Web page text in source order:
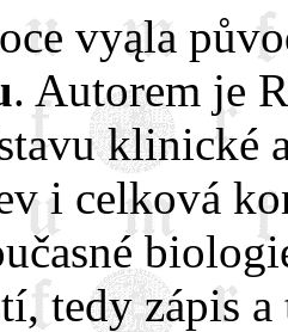
vyąla
. Autorem je
klinické
i celková
tedy zápis